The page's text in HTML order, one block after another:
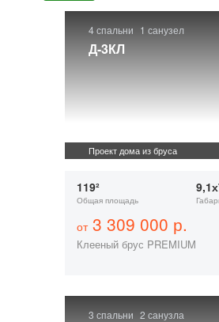
4 спальни 1 санузел
Д-3КЛ
Проект дома из бруса
119²
Общая площадь
от3 309 000 р.
Клееный брус PREMIUM
3 спальни 2 санузла